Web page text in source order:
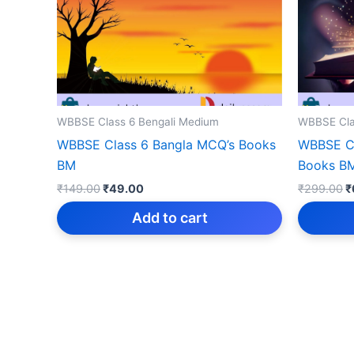
WBBSE Class 6 Bengali Medium
WBBSE Class 6 Bangla MCQ’s Books
BM
₹149.00Original
price
₹49.00Current
price
is:
Add to cart
WBBSE
WBBSE
Books
₹299.00₹